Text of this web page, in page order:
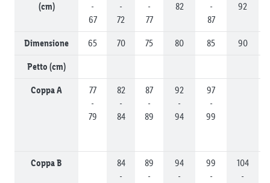
(cm)
-
67
-
72
-
77
82
-
87
92
Dimensione 65 70 75 80 85 90
Petto (cm)
Coppa A
77
-
79
82
-
84
87
-
89
92
-
94
97
-
99
Coppa B
84
-
89
-
94
-
99
-
104
-